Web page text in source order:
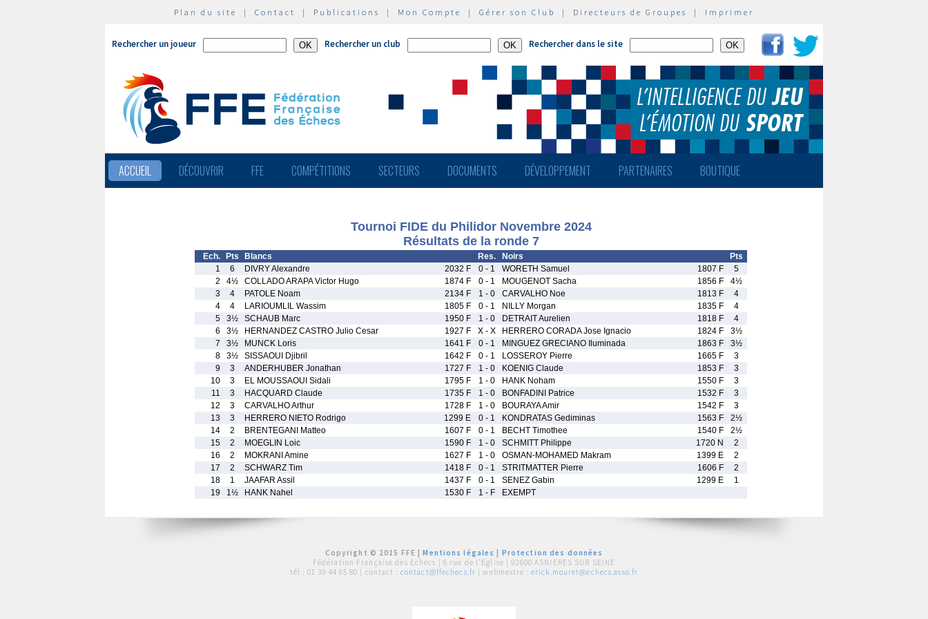
Plan du site | Contact | Publications | Mon Compte | Gérer son Club | Directeurs de Groupes | Imprimer
Rechercher un joueur Rechercher un club Rechercher dans le site
ACCUEIL DÉCOUVRIR FFE COMPÉTITIONS SECTEURS DOCUMENTS DÉVELOPPEMENT PARTENAIRES BOUTIQUE
Tournoi FIDE du Philidor Novembre 2024
Résultats de la ronde 7
Ech. Pts Blancs Res. Noirs
Pts
1
6 DIVRY Alexandre 2032 F 0 - 1 WORETH Samuel 1807 F
5
2
4½ COLLADO ARAPA Victor Hugo 1874 F 0 - 1 MOUGENOT Sacha 1856 F
4½
3
4 PATOLE Noam 2134 F 1 - 0 CARVALHO Noe 1813 F
4
4
4 LARIOUMLIL Wassim 1805 F 0 - 1 NILLY Morgan 1835 F
4
5
3½ SCHAUB Marc 1950 F 1 - 0 DETRAIT Aurelien 1818 F
4
6
3½ HERNANDEZ CASTRO Julio Cesar 1927 F X - X HERRERO CORADA Jose Ignacio 1824 F
3½
7
3½ MUNCK Loris 1641 F 0 - 1 MINGUEZ GRECIANO Iluminada 1863 F
3½
8
3½ SISSAOUI Djibril 1642 F 0 - 1 LOSSEROY Pierre 1665 F
3
9
3 ANDERHUBER Jonathan 1727 F 1 - 0 KOENIG Claude 1853 F
3
10
3 EL MOUSSAOUI Sidali 1795 F 1 - 0 HANK Noham 1550 F
3
11
3 HACQUARD Claude 1735 F 1 - 0 BONFADINI Patrice 1532 F
3
12
3 CARVALHO Arthur 1728 F 1 - 0 BOURAYA Amir 1542 F
3
13
3 HERRERO NIETO Rodrigo 1299 E 0 - 1 KONDRATAS Gediminas 1563 F
2½
14
2 BRENTEGANI Matteo 1607 F 0 - 1 BECHT Timothee 1540 F
2½
15
2 MOEGLIN Loic 1590 F 1 - 0 SCHMITT Philippe 1720 N
2
16
2 MOKRANI Amine 1627 F 1 - 0 OSMAN-MOHAMED Makram 1399 E
2
17
2 SCHWARZ Tim 1418 F 0 - 1 STRITMATTER Pierre 1606 F
2
18
1 JAAFAR Assil 1437 F 0 - 1 SENEZ Gabin 1299 E
1
19
1½ HANK Nahel 1530 F 1 - F EXEMPT
Copyright © 2015 FFE |Mentions légales
Protection des données
Fédération Française des Echecs | 6 rue de l'Eglise | 92600 ASNIERES SUR SEINE
tél : 01 39 44 65 80 | contact : contact@ffechecs.fr | webmestre : erick.mouret@echecs.asso.fr